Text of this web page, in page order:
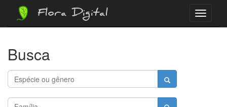
Menu
Flora Digital
Busca